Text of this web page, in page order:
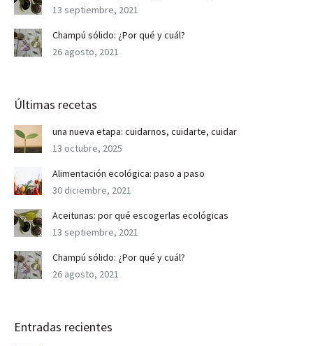
13 septiembre, 2021
Champú sólido: ¿Por qué y cuál?
26 agosto, 2021
Últimas recetas
una nueva etapa: cuidarnos, cuidarte, cuidar
13 octubre, 2025
Alimentación ecológica: paso a paso
30 diciembre, 2021
Aceitunas: por qué escogerlas ecológicas
13 septiembre, 2021
Champú sólido: ¿Por qué y cuál?
26 agosto, 2021
Entradas recientes